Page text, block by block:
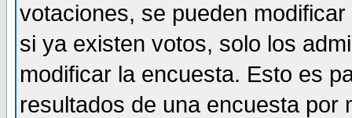
votaciones, se pueden
si ya existen votos, solo los
modificar la encuesta. Esto es
resultados de una encuesta